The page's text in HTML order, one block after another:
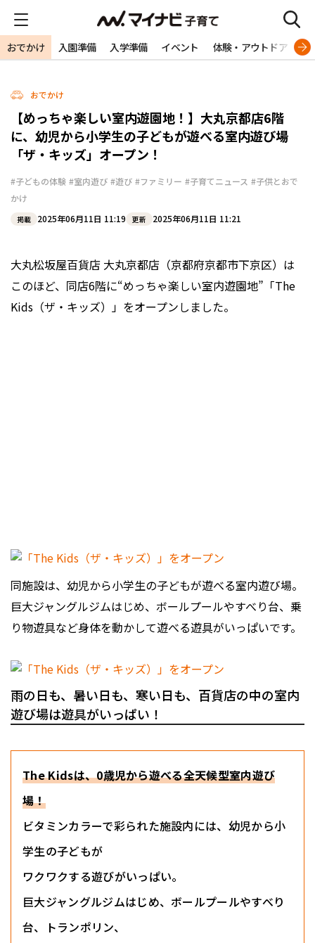
おでかけ 入園準備 入学準備 イベント 体験・アウトドア 旅
おでかけ
【めっちゃ楽しい室内遊園地！】大丸京都店6階
に、幼児から小学生の子どもが遊べる室内遊び場
「ザ・キッズ」オープン！
#子どもの体験 #室内遊び #遊び #ファミリー #子育てニュース #子供とおで
かけ
掲載 2025年06月11日 11:19 更新 2025年06月11日 11:21
大丸松坂屋百貨店 大丸京都店（京都府京都市下京区）は
このほど、同店6階に“めっちゃ楽しい室内遊園地”「The
Kids（ザ・キッズ）」をオープンしました。
同施設は、幼児から小学生の子どもが遊べる室内遊び場。
巨大ジャングルジムはじめ、ボールプールやすべり台、乗
り物遊具など身体を動かして遊べる遊具がいっぱいです。
雨の日も、暑い日も、寒い日も、百貨店の中の室内
遊び場は遊具がいっぱい！
The Kidsは、0歳児から遊べる全天候型室内遊び
場！
ビタミンカラーで彩られた施設内には、幼児から小
学生の子どもが
ワクワクする遊びがいっぱい。
巨大ジャングルジムはじめ、ボールプールやすべり
台、トランポリン、